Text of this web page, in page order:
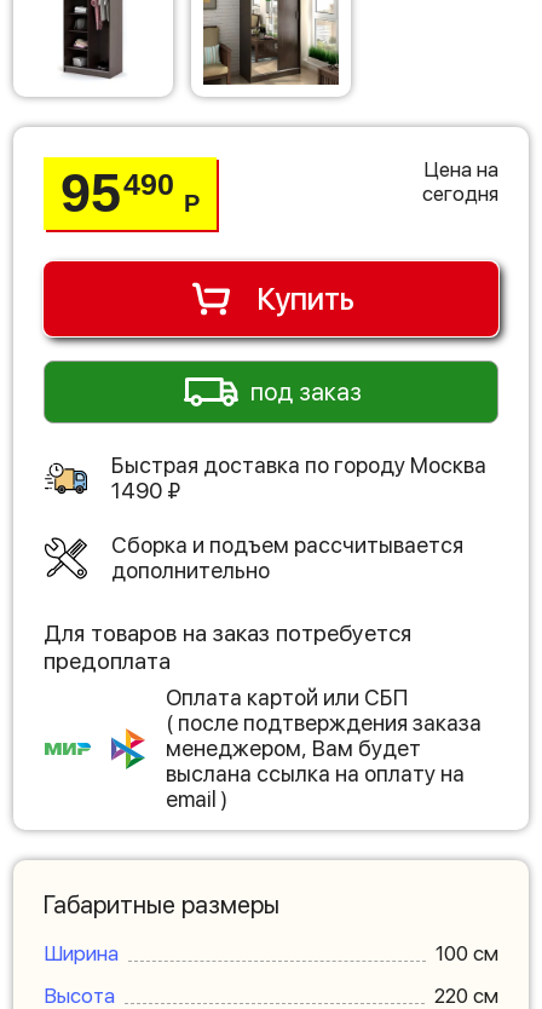
95490
Р
Цена на
сегодня
Купить
под заказ
Быстрая доставка по городу Москва
1490 ₽
Сборка и подъем рассчитывается
дополнительно
Для товаров на заказ потребуется
предоплата
Оплата картой или СБП
( после подтверждения заказа
менеджером, Вам будет
выслана ссылка на оплату на
email )
Габаритные размеры
Ширина
100 см
Высота
220 см